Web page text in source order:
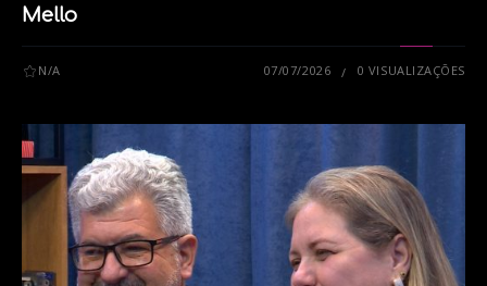
Mello
N/A 07/07/2026 0 VISUALIZAÇÕES